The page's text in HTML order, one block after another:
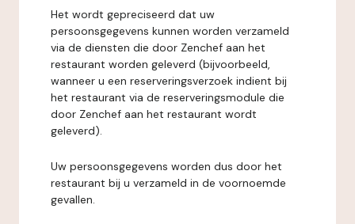
Het wordt gepreciseerd dat uw
persoonsgegevens kunnen worden verzameld
via de diensten die door Zenchef aan het
restaurant worden geleverd (bijvoorbeeld,
wanneer u een reserveringsverzoek indient bij
het restaurant via de reserveringsmodule die
door Zenchef aan het restaurant wordt
geleverd).
Uw persoonsgegevens worden dus door het
restaurant bij u verzameld in de voornoemde
gevallen.